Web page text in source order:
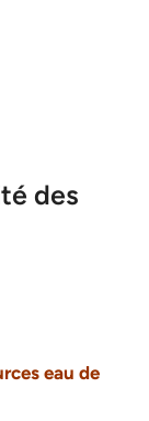
des
eau de